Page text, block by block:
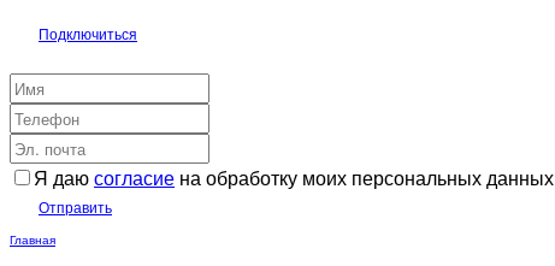
Подключиться
Я даюсогласие на обработку моих персональных данных
Отправить
Главная